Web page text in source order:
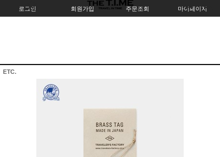
로그인 회원가입 주문조회 마이페이지
ETC.